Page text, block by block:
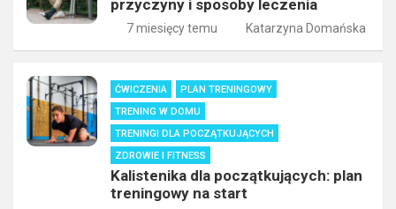
przyczyny i sposoby leczenia
7 miesięcy temu Katarzyna Domańska
ĆWICZENIA
PLAN TRENINGOWY
TRENING W DOMU
TRENINGI DLA POCZĄTKUJĄCYCH
ZDROWIE I FITNESS
Kalistenika dla początkujących: plan
treningowy na start